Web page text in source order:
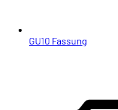
GU10 Fassung